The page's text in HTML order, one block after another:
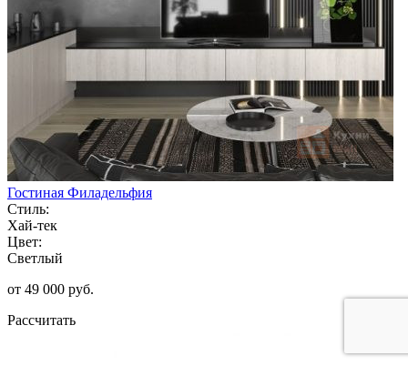
Гостиная Филадельфия
Стиль:
Хай-тек
Цвет:
Светлый
от 49 000 руб.
Рассчитать